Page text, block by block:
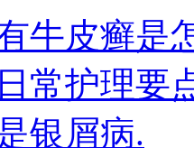
牛皮癣是
常护理要
银屑病.